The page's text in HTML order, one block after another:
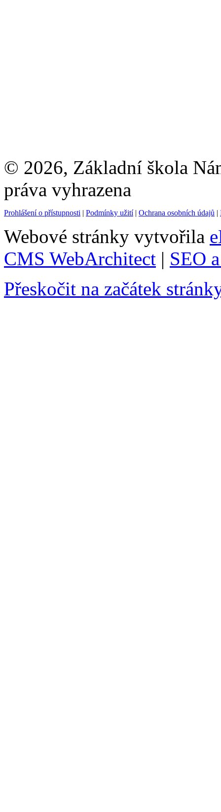
© 2026, Základní škola
práva vyhrazena
Prohlášení o přístupnosti | Podmínky užití| Ochrana osobních údajů |
Webové stránky vytvořila
CMS WebArchitect | SEO
Přeskočit na začátek